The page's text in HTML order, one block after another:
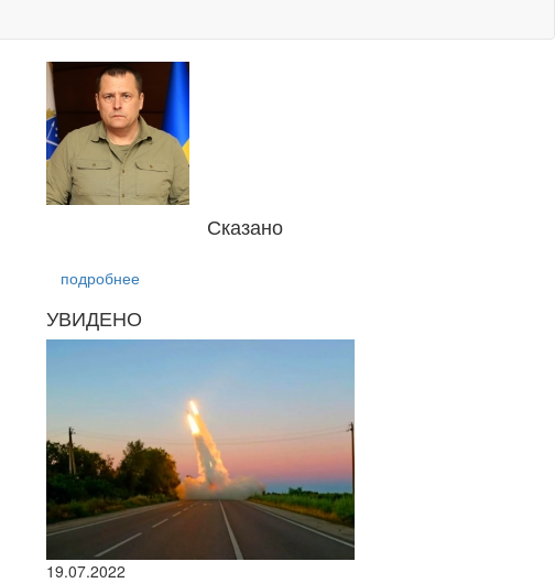
Сказано
подробнее
УВИДЕНО
19.07.2022